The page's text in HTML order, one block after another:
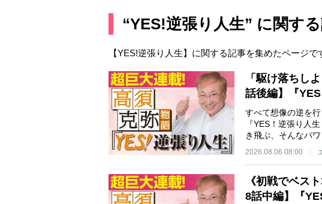
“YES!逆張り人生” に関す
【YES!逆張り人生】に関する記事を集めたページで
「駆け落ちし
話後編】『
すべて想像の逆を
『YES！逆張り
き飛ぶ、そんなパ
2026.08.06 08:00
《初戦でベス
8話中編】『